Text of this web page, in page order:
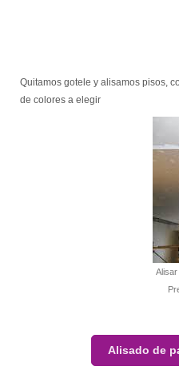
Quitamos gotele y alisamos pisos,
de colores a elegir
Alisado de